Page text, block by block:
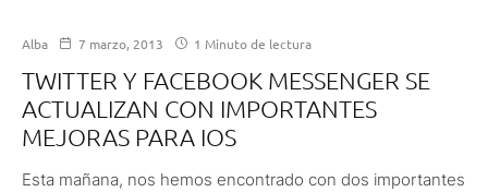
Alba 7 marzo, 2013 1 Minuto de lectura
TWITTER Y FACEBOOK MESSENGER SE
ACTUALIZAN CON IMPORTANTES
MEJORAS PARA IOS
Esta mañana, nos hemos encontrado con dos importantes